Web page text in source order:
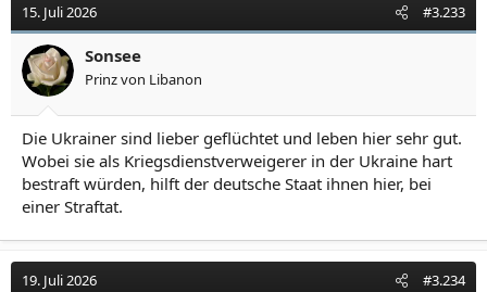
15. Juli 2026 #3.233
Sonsee
Prinz von Libanon
Die Ukrainer sind lieber geflüchtet und leben hier sehr gut.
Wobei sie als Kriegsdienstverweigerer in der Ukraine hart
bestraft würden, hilft der deutsche Staat ihnen hier, bei
einer Straftat.
19. Juli 2026 #3.234